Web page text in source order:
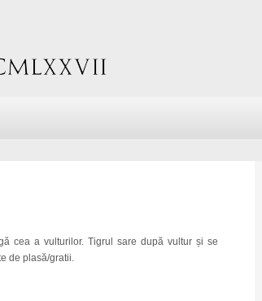
cea a vulturilor. Tigrul sare după vultur și se
de plasă/gratii.